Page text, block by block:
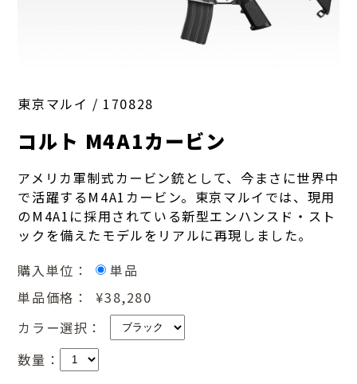
東京マルイ / 170828
コルト M4A1カービン
アメリカ軍制式カービン銃として、今まさに世界中
で活躍するM4A1カービン。東京マルイでは、現用
のM4A1に採用されている新型エンハンスド・スト
ックを備えたモデルをリアルに再現しました。
購入単位：
単品
単品価格：
¥38,280
カラー選択：
数量：